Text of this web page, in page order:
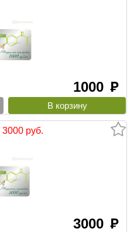
1000 руб
руб.
3000 руб